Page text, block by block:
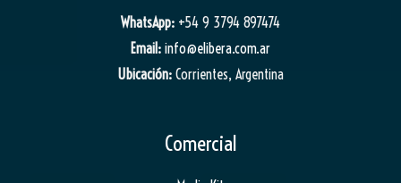
WhatsApp: +54 9 3794 897474
Email: info@elibera.com.ar
Ubicación: Corrientes, Argentina
Comercial